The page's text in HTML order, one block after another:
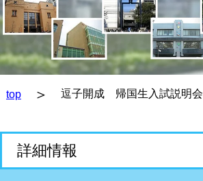
top ＞ 逗子開成 帰国生入試説明会
詳細情報